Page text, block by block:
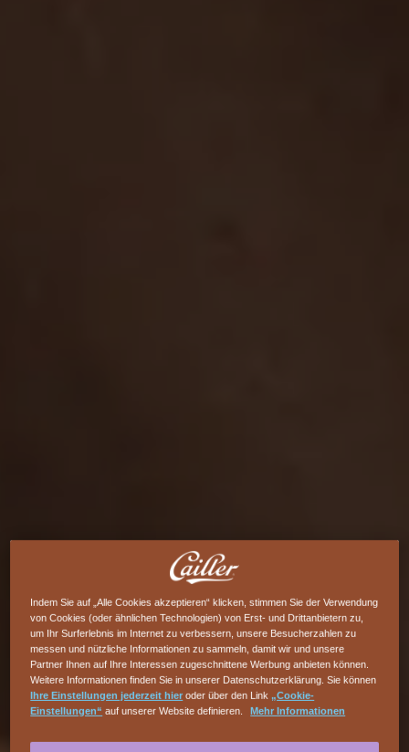
Indem Sie auf „Alle Cookies akzeptieren“ klicken, stimmen Sie der Verwendung
von Cookies (oder ähnlichen Technologien) von Erst- und Drittanbietern zu,
um Ihr Surferlebnis im Internet zu verbessern, unsere Besucherzahlen zu
messen und nützliche Informationen zu sammeln, damit wir und unsere
Partner Ihnen auf Ihre Interessen zugeschnittene Werbung anbieten können.
Weitere Informationen finden Sie in unserer Datenschutzerklärung. Sie können
Ihre Einstellungen jederzeit hieroder über den Link
„Cookie-
Einstellungen“ auf unserer Website definieren. Mehr Informationen